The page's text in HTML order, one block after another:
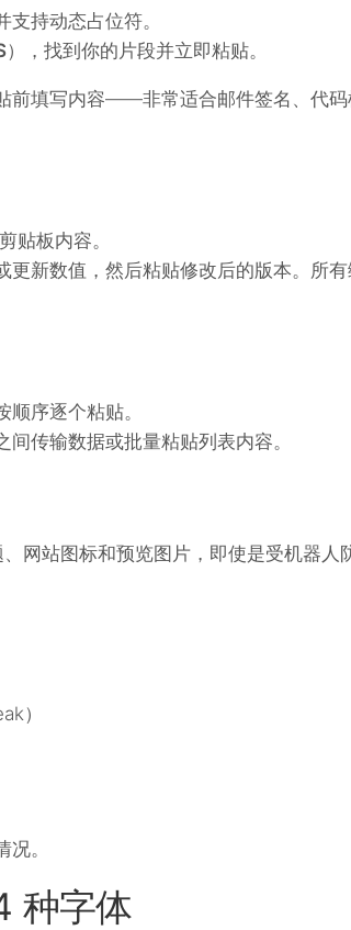
持动态占位符。
），找到你的片段并立即粘贴。
前填写内容——非常适合邮件签名、代
贴板内容。
更新数值，然后粘贴修改后的版本。所
序逐个粘贴。
传输数据或批量粘贴列表内容。
网站图标和预览图片，即使是受机器人
）
。
种字体